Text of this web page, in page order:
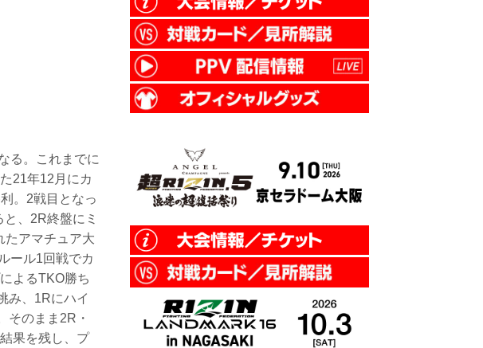
る。これまでに
21年12月にカ
。2戦目となっ
、2R終盤にミ
たアマチュア大
ール1回戦でカ
よるTKO勝ち
み、1Rにハイ
そのまま2R・
果を残し、プ